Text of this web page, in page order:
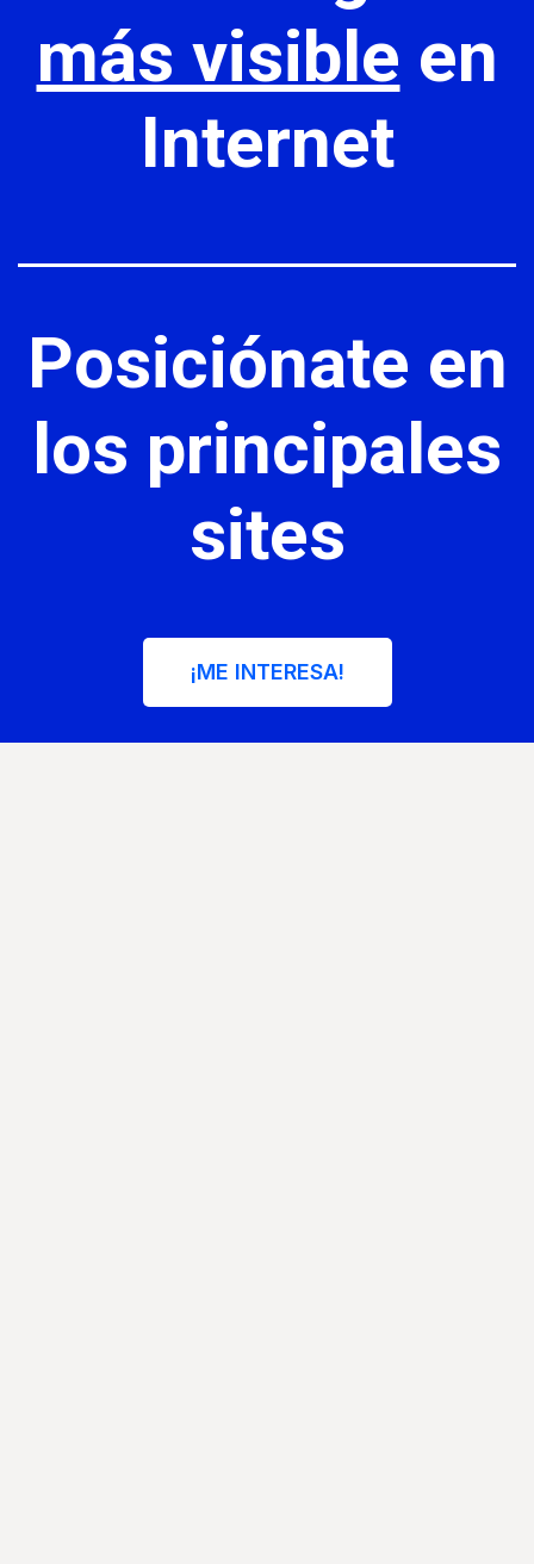
más visible en
Internet
Posiciónate en
los principales
sites
¡ME INTERESA!